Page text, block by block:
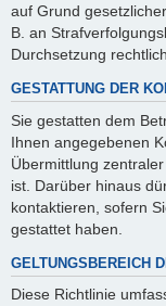
auf Grund
B. an
Durchsetzung
GESTATTUNG DER
Sie gestatten dem
Ihnen angegebenen
Übermittlung
ist. Darüber hinaus
kontaktieren, sofern
gestattet haben.
GELTUNGSBEREICH
Diese Richtlinie